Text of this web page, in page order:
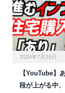
2026年7月16日
【YouTube】
段が上がる中